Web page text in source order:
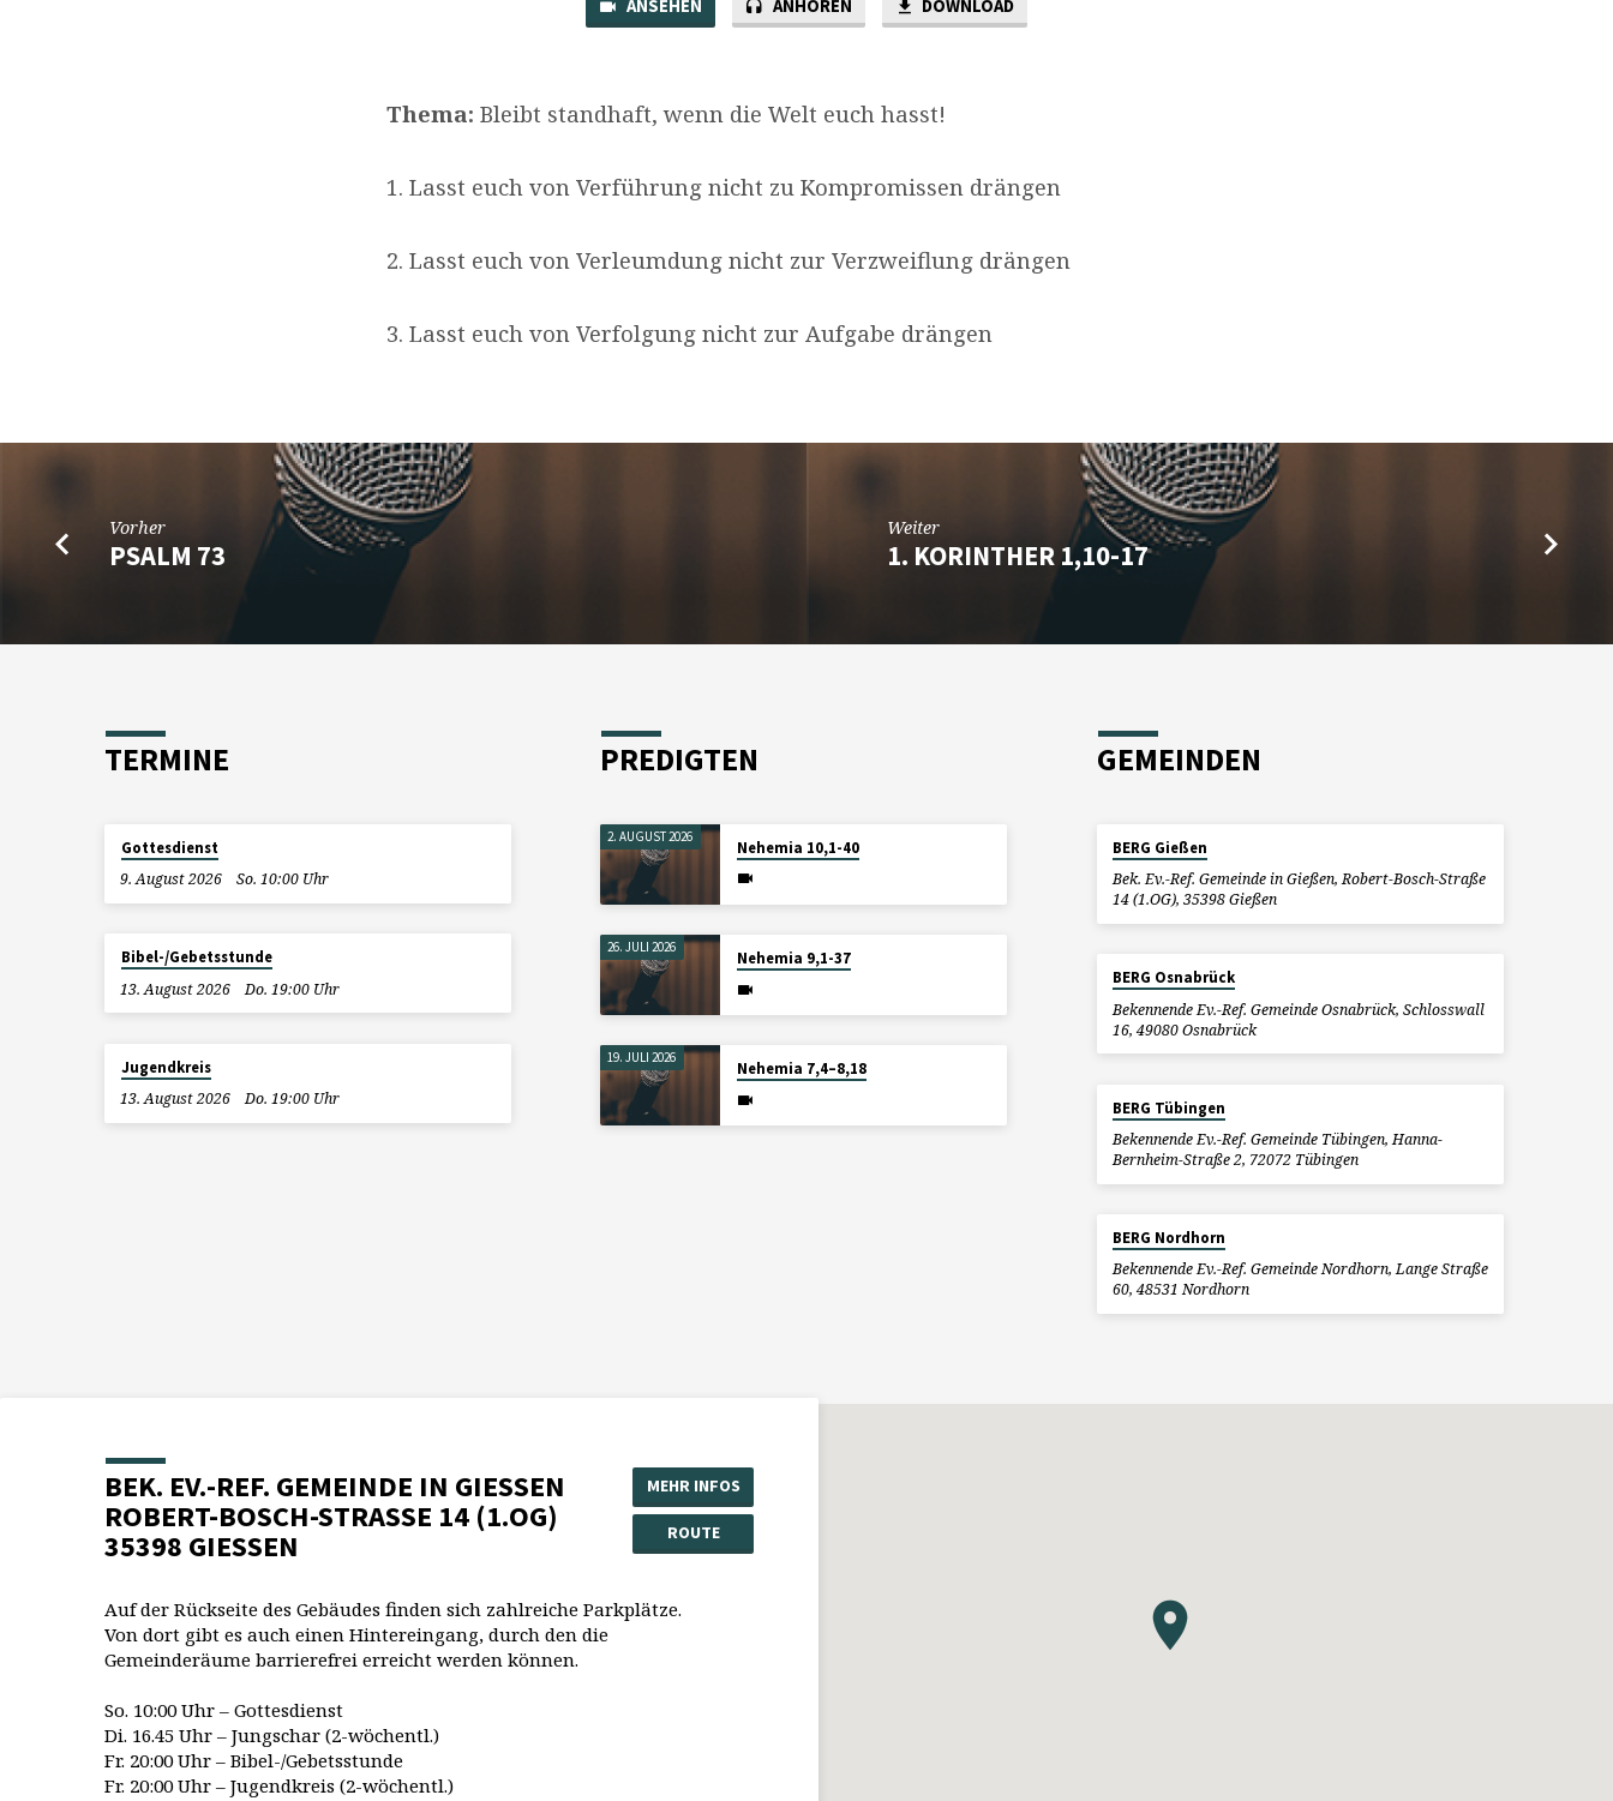
ANSEHEN ANHÖREN DOWNLOAD
Thema: Bleibt standhaft, wenn die Welt euch hasst!
1. Lasst euch von Verführung nicht zu Kompromissen drängen
2. Lasst euch von Verleumdung nicht zur Verzweiflung drängen
3. Lasst euch von Verfolgung nicht zur Aufgabe drängen
Vorher
PSALM 73
Weiter
1. KORINTHER 1,10-17
TERMINE
Gottesdienst
9. August 2026
So. 10:00 Uhr
Bibel-/Gebetsstunde
13. August 2026
Do. 19:00 Uhr
Jugendkreis
13. August 2026
Do. 19:00 Uhr
PREDIGTEN
2. AUGUST 2026
Nehemia 10,1-40
26. JULI 2026
Nehemia 9,1-37
19. JULI 2026
Nehemia 7,4–8,18
GEMEINDEN
BERG Gießen
Bek. Ev.-Ref. Gemeinde in Gießen, Robert-Bosch-Straße
14 (1.OG), 35398 Gießen
BERG Osnabrück
Bekennende Ev.-Ref. Gemeinde Osnabrück, Schlosswall
16, 49080 Osnabrück
BERG Tübingen
Bekennende Ev.-Ref. Gemeinde Tübingen, Hanna-
Bernheim-Straße 2, 72072 Tübingen
BERG Nordhorn
Bekennende Ev.-Ref. Gemeinde Nordhorn, Lange Straße
60, 48531 Nordhorn
BEK. EV.-REF. GEMEINDE IN GIESSEN
ROBERT-BOSCH-STRASSE 14 (1.OG)
35398 GIESSEN
MEHR INFOS
ROUTE
Auf der Rückseite des Gebäudes finden sich zahlreiche Parkplätze.
Von dort gibt es auch einen Hintereingang, durch den die
Gemeinderäume barrierefrei erreicht werden können.
So. 10:00 Uhr – Gottesdienst
Di. 16.45 Uhr – Jungschar (2-wöchentl.)
Fr. 20:00 Uhr – Bibel-/Gebetsstunde
Fr. 20:00 Uhr – Jugendkreis (2-wöchentl.)